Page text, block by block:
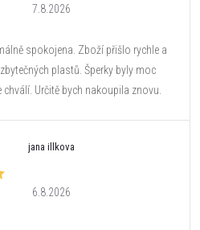
7.8.2026
spokojena. Zboží přišlo rychle a
plastů. Šperky byly moc
Určitě bych nakoupila znovu.
jana illkova
6.8.2026